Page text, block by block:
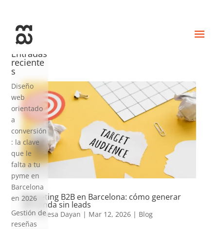
Marketing B2B en Barcelona: cómo generar
demanda sin leads
porVanesa Dayan | Mar 12, 2026| Blog
Entradas
reciente
s
Diseño
web
orientado
a
conversión
: la clave
que le
falta a tu
pyme en
Barcelona
en 2026
Gestión de
reseñas